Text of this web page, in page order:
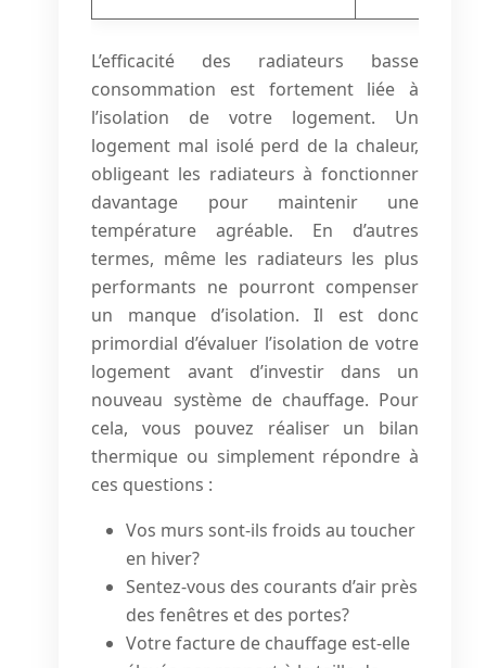
L’efficacité des radiateurs basse
consommation est fortement liée à
l’isolation de votre logement. Un
logement mal isolé perd de la chaleur,
obligeant les radiateurs à fonctionner
davantage pour maintenir une
température agréable. En d’autres
termes, même les radiateurs les plus
performants ne pourront compenser
un manque d’isolation. Il est donc
primordial d’évaluer l’isolation de votre
logement avant d’investir dans un
nouveau système de chauffage. Pour
cela, vous pouvez réaliser un bilan
thermique ou simplement répondre à
ces questions :
Vos murs sont-ils froids au toucher
en hiver?
Sentez-vous des courants d’air près
des fenêtres et des portes?
Votre facture de chauffage est-elle